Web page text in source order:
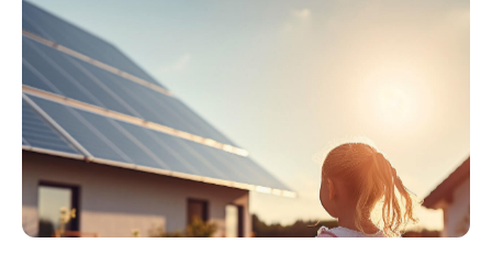
Financiación
Sobre nosotros
Noticias
Principios y Valores